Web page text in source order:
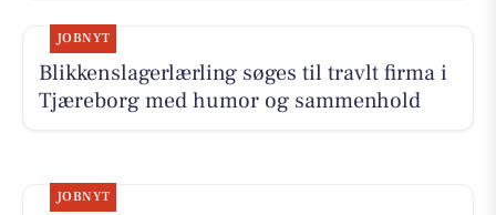
JOBNYT
Blikkenslagerlærling søges til travlt firma i
Tjæreborg med humor og sammenhold
JOBNYT